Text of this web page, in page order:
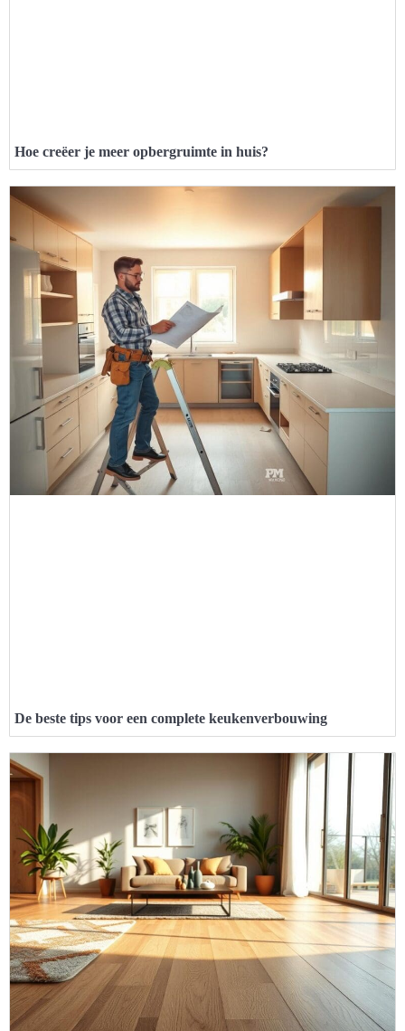
Hoe creëer je meer opbergruimte in huis?
De beste tips voor een complete keukenverbouwing